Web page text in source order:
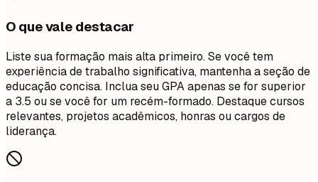
O que vale destacar
Liste sua formação mais alta primeiro. Se você tem
experiência de trabalho significativa, mantenha a seção de
educação concisa. Inclua seu GPA apenas se for superior
a 3.5 ou se você for um recém-formado. Destaque cursos
relevantes, projetos acadêmicos, honras ou cargos de
liderança.